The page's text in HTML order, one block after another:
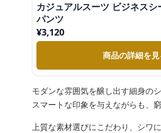
カジュアルスーツ ビジネス
パンツ
¥3,120
商品の詳細を見
モダンな雰囲気を醸し出す細身の
スマートな印象を与えながらも、
上質な素材選びにこだわり、シワ